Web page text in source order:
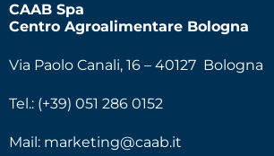
CAAB Spa
Centro Agroalimentare Bologna
Via Paolo Canali, 16 – 40127 Bologna
Tel.: (+39) 051 286 0152
Mail: marketing@caab.it